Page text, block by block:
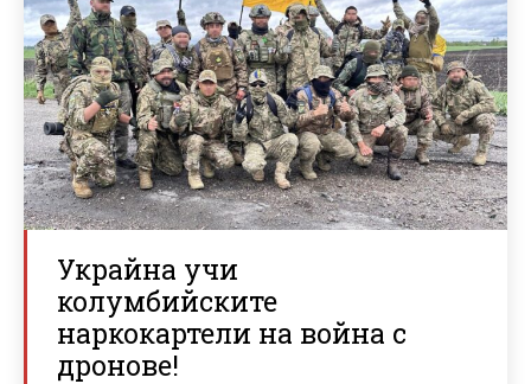
Украйна учи
колумбийските
наркокартели на война с
дронове!